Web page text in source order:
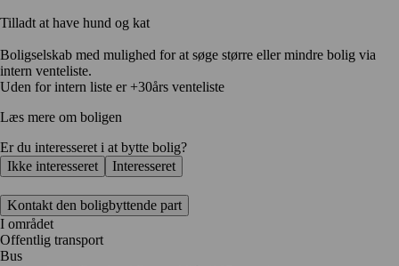
Tilladt at have hund og kat
Boligselskab med mulighed for at søge større eller mindre bolig via
intern venteliste.
Uden for intern liste er +30års venteliste
Læs mere om boligen
Er du interesseret i at bytte bolig?
Ikke interesseret
Interesseret
Kontakt den boligbyttende part
I området
Offentlig transport
Bus